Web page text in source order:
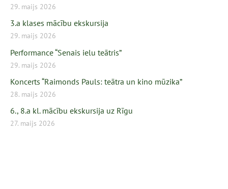
29. maijs 2026
3.a klases mācību ekskursija
29. maijs 2026
Performance “Senais ielu teātris”
29. maijs 2026
Koncerts “Raimonds Pauls: teātra un kino mūzika”
28. maijs 2026
6., 8.a kl. mācību ekskursija uz Rīgu
27. maijs 2026